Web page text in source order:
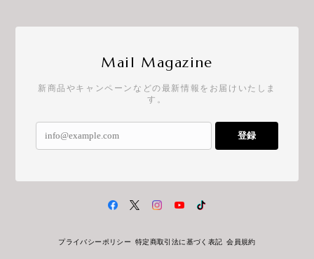
Mail Magazine
新商品やキャンペーンなどの最新情報をお届けいたしま
す。
登録
プライバシーポリシー 特定商取引法に基づく表記 会員規約